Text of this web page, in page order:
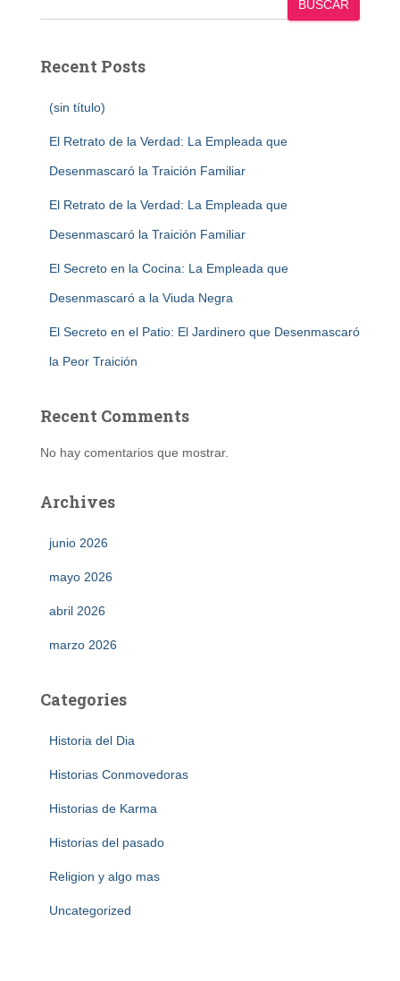
BUSCAR
Recent Posts
(sin título)
El Retrato de la Verdad: La Empleada que
Desenmascaró la Traición Familiar
El Retrato de la Verdad: La Empleada que
Desenmascaró la Traición Familiar
El Secreto en la Cocina: La Empleada que
Desenmascaró a la Viuda Negra
El Secreto en el Patio: El Jardinero que Desenmascaró
la Peor Traición
Recent Comments
No hay comentarios que mostrar.
Archives
junio 2026
mayo 2026
abril 2026
marzo 2026
Categories
Historia del Dia
Historias Conmovedoras
Historias de Karma
Historias del pasado
Religion y algo mas
Uncategorized